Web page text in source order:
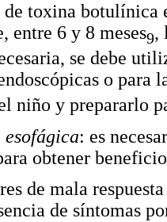
toxina botulínica
entre 6 y 8 meses9,
se debe
o para
niño y prepararlo
: es
obtener
de mala
de síntomas